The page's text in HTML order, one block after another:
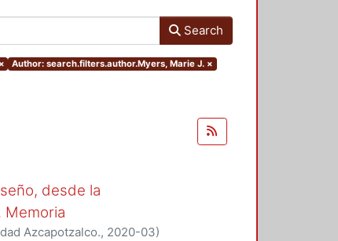
Search
× Author: search.filters.author.Myers, Marie J. ×
desde la
Azcapotzalco., 2020-03)